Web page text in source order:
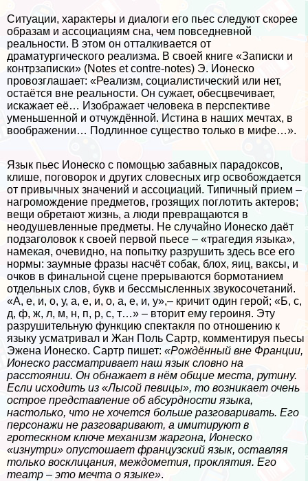
Ситуации, хаpaктеры и диалоги его пьес следуют скорее
образам и ассоциациям сна, чем повседневной
реальности. В этом он отталкивается от
драматургического реализма. В своей книге «Записки и
контрзаписки» (Notes et contre-notes) Э. Ионеско
провозглашает: «Реализм, социалистический или нет,
остаётся вне реальности. Он сужает, обесцвечивает,
искажает её… Изображает человека в перспективе
уменьшенной и отчуждённой. Истина в наших мечтах, в
воображении… Подлинное существо только в мифе…».
Язык пьес Ионеско с помощью забавных парадоксов,
клише, поговорок и других словесных игр освобождается
от привычных значений и ассоциаций. Типичный прием –
нагромождение предметов, грозящих поглотить актеров;
вещи обретают жизнь, а люди превращаются в
неодушевленные предметы. Не случайно Ионеско даёт
подзаголовок к своей первой пьесе – «трагедия языка»,
намекая, очевидно, на попытку разрушить здесь все его
нормы: заумные фразы насчёт собак, блох, яиц, ваксы, и
очков в финальной сцене прерываются бормотанием
отдельных слов, букв и бессмысленных звукосочетаний.
«А, е, и, о, у, а, е, и, о, а, е, и, у»,– кричит один герой; «Б, с,
д, ф, ж, л, м, н, п, р, с, т…» – вторит ему героиня. Эту
разрушительную функцию спектакля по отношению к
языку усматривал и Жан Поль Сартр, комментируя пьесы
Эжена Ионеско. Сартр пишет: «Рождённый вне Франции,
Ионеско рассматривает наш язык словно на
расстоянии. Он обнажает в нём общие места, рутину.
Если исходить из «Лысой певицы», то возникает очень
острое представление об абсурдности языка,
настолько, что не хочется больше разговаривать. Его
персонажи не разговаривают, а имитируют в
гротескном ключе механизм жаргона, Ионеско
«изнутри» опустошает французский язык, оставляя
только восклицания, междометия, проклятия. Его
театр – это мечта о языке».